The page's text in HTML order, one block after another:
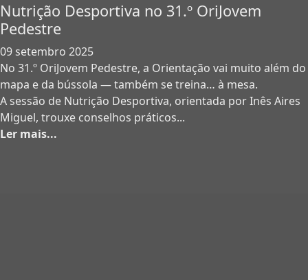
Nutrição Desportiva no 31.º OriJovem
Pedestre
09 setembro 2025
No 31.º OriJovem Pedestre, a Orientação vai muito além do
mapa e da bússola — também se treina… à mesa.
A sessão de Nutrição Desportiva, orientada por Inês Aires
Miguel, trouxe conselhos práticos...
Ler mais...